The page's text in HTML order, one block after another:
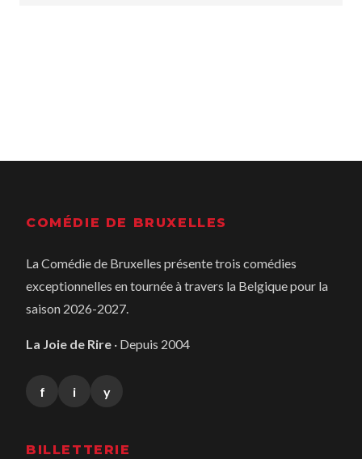
COMÉDIE DE BRUXELLES
La Comédie de Bruxelles présente trois comédies
exceptionnelles en tournée à travers la Belgique pour la
saison 2026-2027.
La Joie de Rire · Depuis 2004
f i y
BILLETTERIE